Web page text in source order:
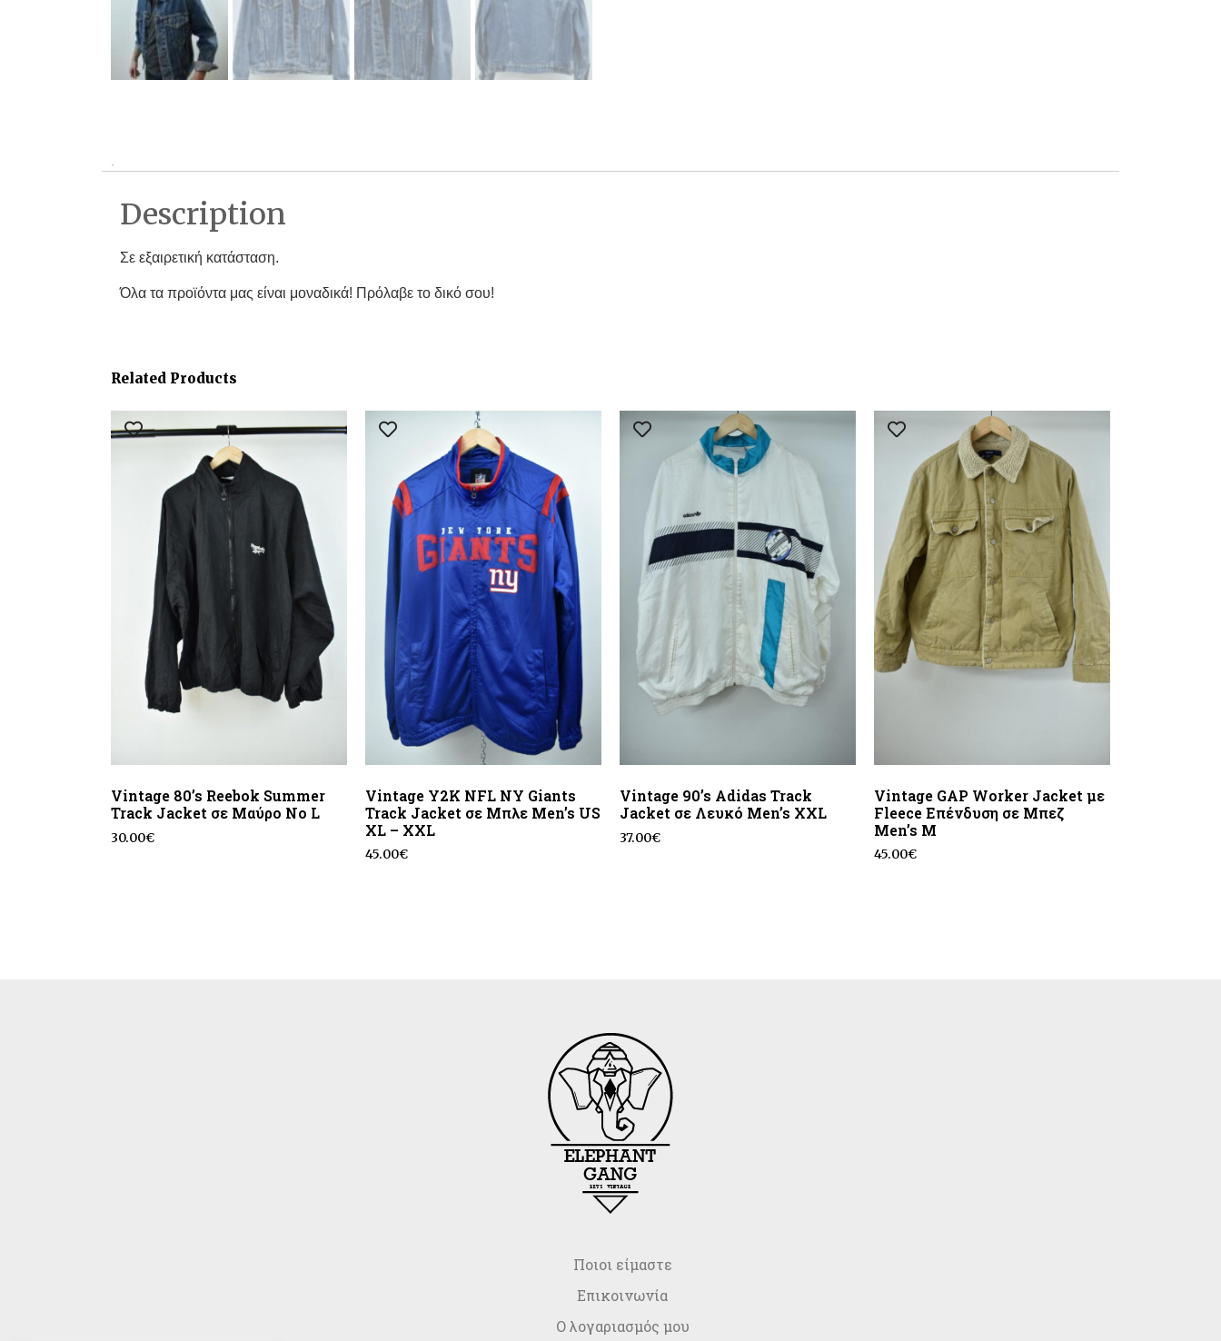
Description
Σε εξαιρετική κατάσταση.
Όλα τα προϊόντα μας είναι μοναδικά! Πρόλαβε το δικό σου!
Related Products
Vintage 80’s Reebok Summer
Track Jacket σε Μαύρο No L
30.00€
Vintage Υ2Κ NFL NY Giants
Track Jacket σε Μπλε Men’s US
XL – XXL
45.00€
Vintage 90’s Adidas Track
Jacket σε Λευκό Men’s XXL
37.00€
Vintage GAP Worker Jacket με
Fleece Επένδυση σε Μπεζ
Men’s M
45.00€
Ποιοι είμαστε
Επικοινωνία
Ο λογαριασμός μου